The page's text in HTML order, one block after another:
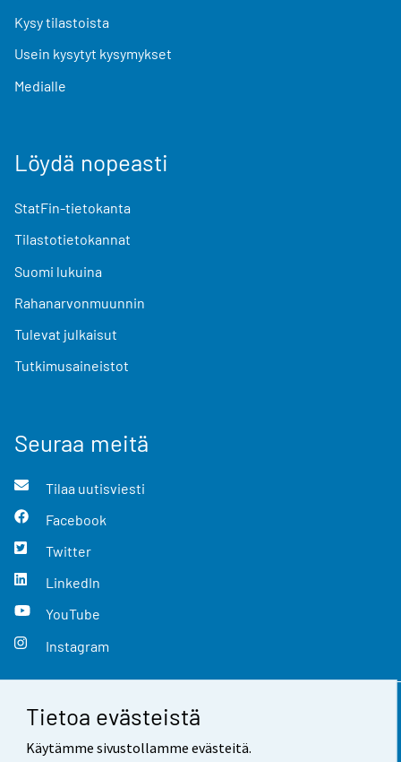
Tietoa evästeistä
Käytämme sivustollamme evästeitä.
Kysy tilastoista
Usein kysytyt kysymykset
Medialle
Löydä nopeasti
StatFin-tietokanta
Tilastotietokannat
Suomi lukuina
Rahanarvonmuunnin
Tulevat julkaisut
Tutkimusaineistot
Seuraa meitä
Tilaa uutisviesti
Facebook
Twitter
LinkedIn
YouTube
Instagram
Yhteystiedot
Palaute